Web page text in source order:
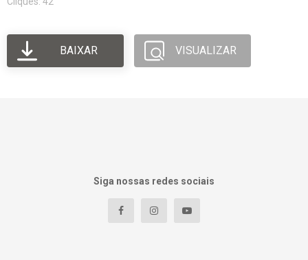
BAIXAR VISUALIZAR
Siga nossas redes sociais